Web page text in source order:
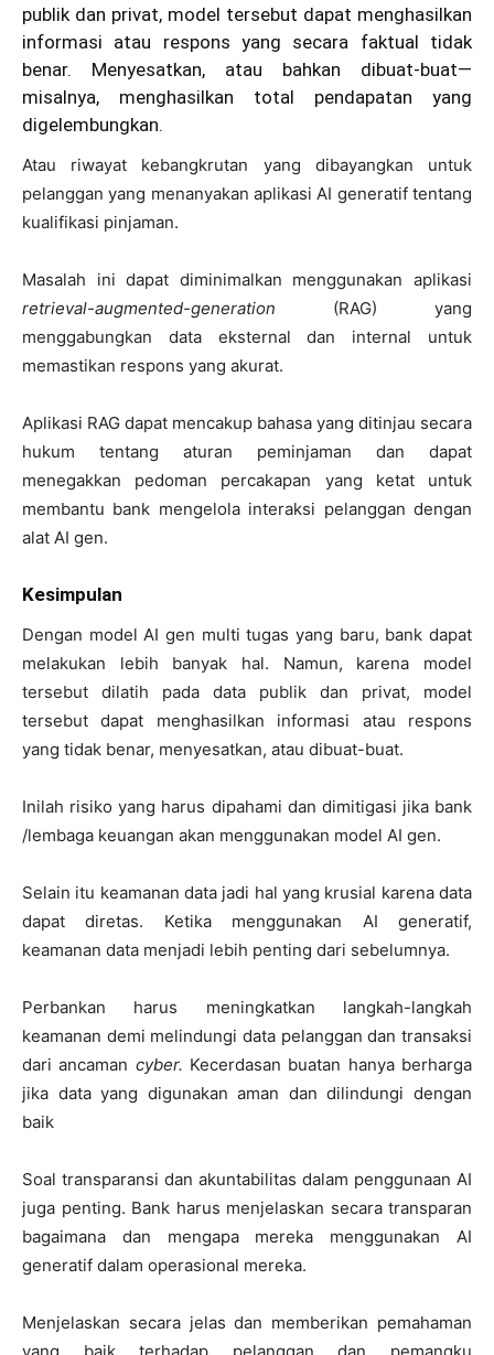
publik dan privat, model tersebut dapat menghasilkan
informasi atau respons yang secara faktual tidak
benar. Menyesatkan, atau bahkan dibuat-buat—
misalnya, menghasilkan total pendapatan yang
digelembungkan.
Atau riwayat kebangkrutan yang dibayangkan untuk
pelanggan yang menanyakan aplikasi AI generatif tentang
kualifikasi pinjaman.
Masalah ini dapat diminimalkan menggunakan aplikasi
retrieval-augmented-generation (RAG) yang
menggabungkan data eksternal dan internal untuk
memastikan respons yang akurat.
Aplikasi RAG dapat mencakup bahasa yang ditinjau secara
hukum tentang aturan peminjaman dan dapat
menegakkan pedoman percakapan yang ketat untuk
membantu bank mengelola interaksi pelanggan dengan
alat AI gen.
Kesimpulan
Dengan model AI gen multi tugas yang baru, bank dapat
melakukan lebih banyak hal. Namun, karena model
tersebut dilatih pada data publik dan privat, model
tersebut dapat menghasilkan informasi atau respons
yang tidak benar, menyesatkan, atau dibuat-buat.
Inilah risiko yang harus dipahami dan dimitigasi jika bank
/lembaga keuangan akan menggunakan model AI gen.
Selain itu keamanan data jadi hal yang krusial karena data
dapat diretas. Ketika menggunakan AI generatif,
keamanan data menjadi lebih penting dari sebelumnya.
Perbankan harus meningkatkan langkah-langkah
keamanan demi melindungi data pelanggan dan transaksi
dari ancaman cyber. Kecerdasan buatan hanya berharga
jika data yang digunakan aman dan dilindungi dengan
baik
Soal transparansi dan akuntabilitas dalam penggunaan AI
juga penting. Bank harus menjelaskan secara transparan
bagaimana dan mengapa mereka menggunakan AI
generatif dalam operasional mereka.
Menjelaskan secara jelas dan memberikan pemahaman